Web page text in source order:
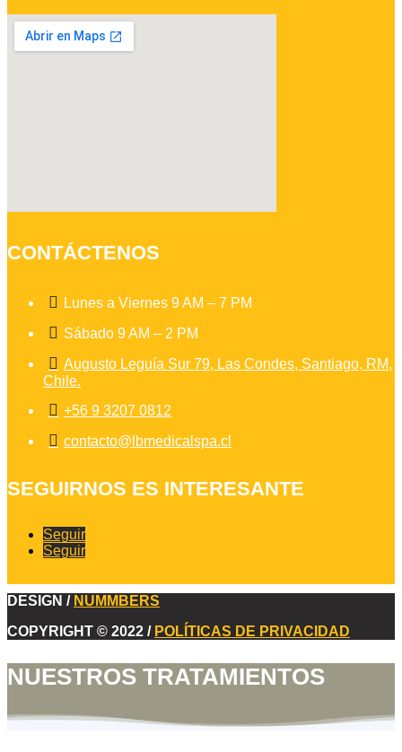
CONTÁCTENOS
 Lunes a Viernes 9 AM – 7 PM
 Sábado 9 AM – 2 PM
 Augusto Leguía Sur 79, Las Condes, Santiago, RM,
Chile.
 +56 9 3207 0812
 contacto@lbmedicalspa.cl
SEGUIRNOS ES INTERESANTE
Seguir
Seguir
DESIGN / NUMMBERS
COPYRIGHT © 2022 / POLÍTICAS DE PRIVACIDAD
NUESTROS TRATAMIENTOS